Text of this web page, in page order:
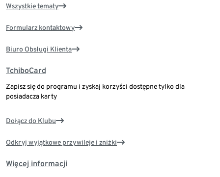
Wszystkie tematy
Formularz kontaktowy
Biuro Obsługi Klienta
TchiboCard
Zapisz się do programu i zyskaj korzyści dostępne tylko dla
posiadacza karty
Dołącz do Klubu
Odkryj wyjątkowe przywileje i zniżki
Więcej informacji